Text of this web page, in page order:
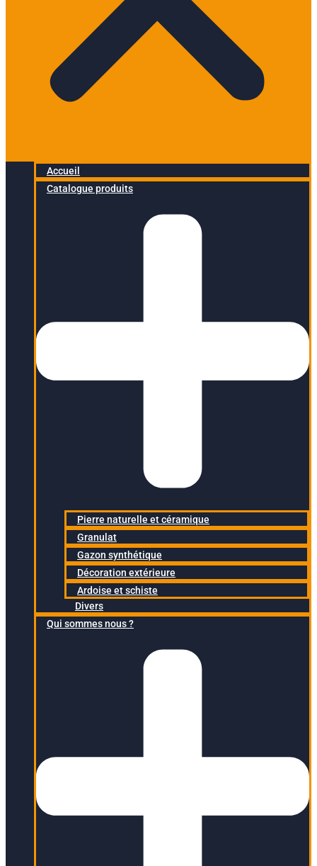
Accueil
Catalogue produits
Pierre naturelle et céramique
Granulat
Gazon synthétique
Décoration extérieure
Ardoise et schiste
Divers
Qui sommes nous ?